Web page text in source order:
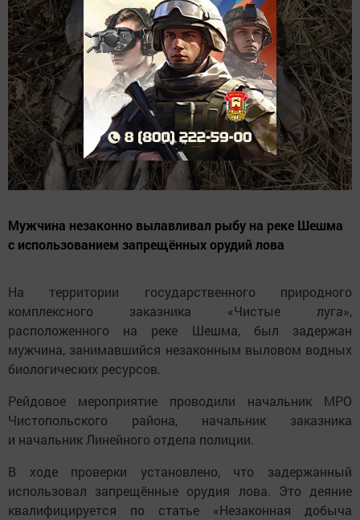
Мужчина незаконно вылавливал рыбу на реке Шешма
с использованием запрещённых орудий лова
На территории государственного природного
комплексного заказника «Чистые луга»,
расположенного на реке Шешма, был задержан
мужчина, занимавшийся незаконным выловом водных
биологических ресурсов.
Рейдовое мероприятие проводили начальник МРО
Чистопольского района, начальник заказника
и начальник Линейного отдела полиции.
В ходе проверки установлено, что задержанный
использовал запрещённые орудия лова. Это деяние
квалифицируется по статье «Незаконная добыча